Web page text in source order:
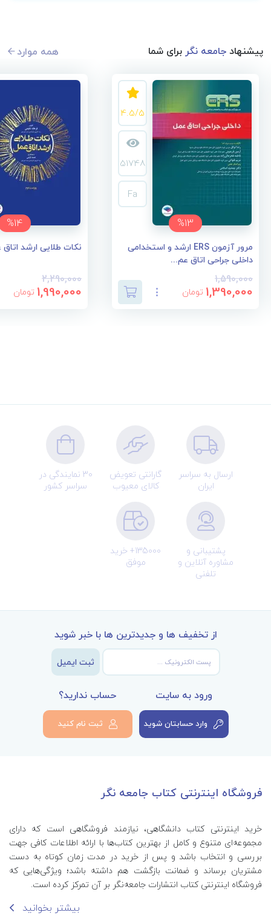
پیشنهادجامعه نگربرای شما همه موارد
%13
4.5/5
51748
Fa
مرور آزمون ERS ارشد و استخدامی
داخلی جراحی اتاق عم...
1,590,000
1,390,000 تومان
%14
نکات طلایی ارشد
2,290,000
1,990,000 تومان
ارسال به سراسر
ایران
گارانتی تعویض
کالای معیوب
30 نمایندگی در
سراسر کشور
پشتیبانی و
مشاوره آنلاین و
تلفنی
135000+ خرید
موفق
از تخفیف ها و جدیدترین ها با خبر شوید
ثبت ایمیل
ورود به سایت
وارد حسابتان شوید
حساب ندارید؟
ثبت نام کنید
فروشگاه اینترنتی کتاب جامعه نگر
خرید اینترنتی کتاب‌ دانشگاهی، نیازمند فروشگاهی است که دارای
مجموعه‌ای متنوع و کامل از بهترین کتاب‌ها با ارائه اطلاعات کافی جهت
بررسی و انتخاب باشد و پس از خرید در مدت زمان کوتاه به دست
مشتریان برساند و ضمانت بازگشت هم داشته باشد؛ ویژگی‌هایی که
فروشگاه اینترنتی کتاب انتشارات جامعه‌نگر بر آن تمرکز کرده است.
بیشتر بخوانید